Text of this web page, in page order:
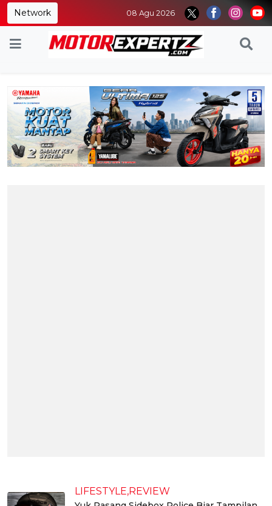
Network 08 Agu 2026
LIFESTYLE,REVIEW